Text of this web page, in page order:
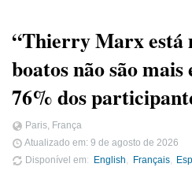
“Thierry Marx está
boatos não são
76% dos
Paris, França
Atualizado em: 9 de agosto de 2026
Disponível em
English Français